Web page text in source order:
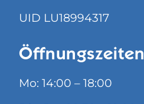
UID LU18994317
Öffnungszeiten
Mo: 14:00 – 18:00